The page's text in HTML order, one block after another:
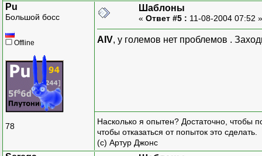
Pu
Большой босс
Offline
78
Шаблоны
« Ответ #5 : 11-08-2004 07:52
AIV, у големов нет проблемов .
Насколько я опытен? Достаточно, чтобы
чтобы отказаться от попыток это сделать.
(с) Артур Джонс